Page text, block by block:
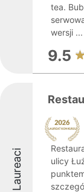
tea.
wersji ...
9.5
Laureaci
ulicy